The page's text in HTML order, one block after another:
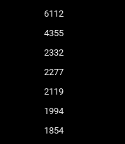
6112
4355
2332
2277
2119
1994
1854